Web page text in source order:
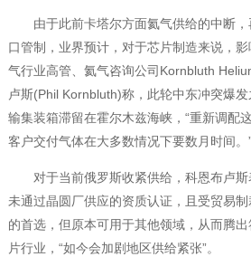
由于此前卡塔尔方面氦气供给的中断，
口管制，业界预计，对于芯片制造来说，
气行业高管、氦气咨询公司Kornbluth
卢斯(Phil Kornbluth)称，此轮中东冲突爆
输集装箱滞留在霍尔木兹海峡，“重新调配
客户交付气体在大多数情况下要数月时间。
对于当前俄罗斯收紧供给，科恩布卢斯
未通过晶圆厂供应的资质认证，且受贸易
的首选，但原本可用于其他领域，从而腾
片行业，“如今会加剧地区供给紧张”。